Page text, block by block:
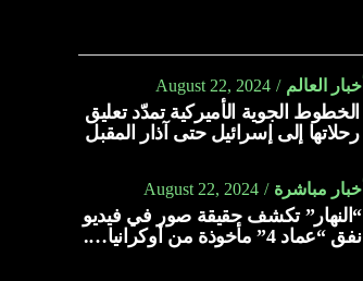
أخبار العالم August 22, 2024
الخطوط الجوية الأميركية تمدّد تعليق
رحلاتها إلى إسرائيل حتى آذار المقبل
أخبار مباشرة August 22, 2024
“النهار” تكشف حقيقة صور في فيديو
نفق “عماد 4” مأخوذة من أوكرانيا….